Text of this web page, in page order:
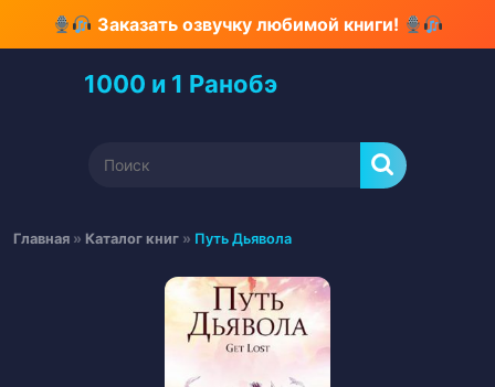
Перейти
Заказать озвучку любимой книги!
1000 и 1 Ранобэ
Найти:
Главная » Каталог книг » Путь Дьявола